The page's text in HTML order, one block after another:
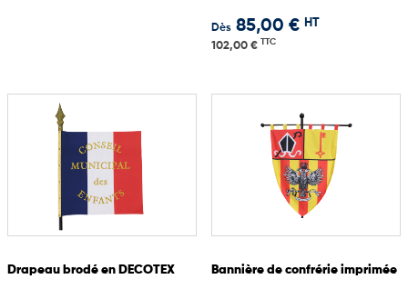
Dès 85,00 € HT
102,00 € TTC
Drapeau brodé en DECOTEX Bannière de confrérie imprimée